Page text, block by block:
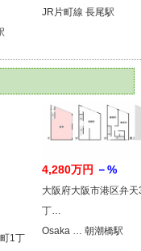
JR片町線 長尾駅
1丁
4,280万円 －%
大阪府大阪市港区弁天
丁…
Osaka … 朝潮橋駅